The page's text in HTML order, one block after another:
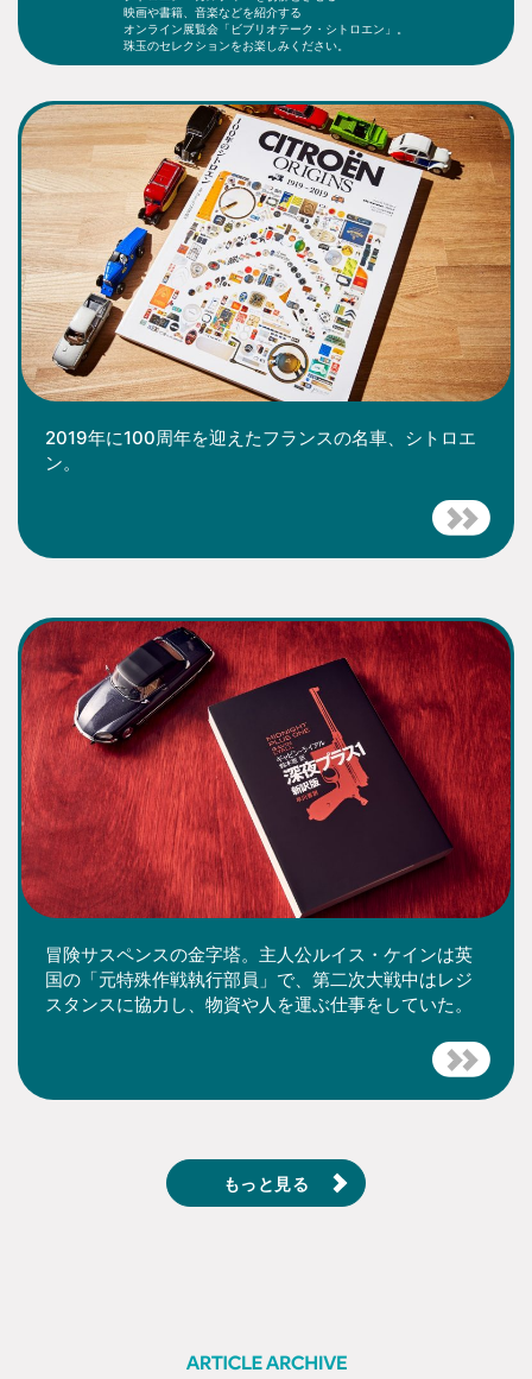
映画や書籍、音楽などを紹介する
オンライン展覧会「ビブリオテーク・シトロエン」。
珠玉のセレクションをお楽しみください。
2019年に100周年を迎えたフランスの名車、シトロエ
ン。
冒険サスペンスの金字塔。主人公ルイス・ケインは英
国の「元特殊作戦執行部員」で、第二次大戦中はレジ
スタンスに協力し、物資や人を運ぶ仕事をしていた。
もっと見る